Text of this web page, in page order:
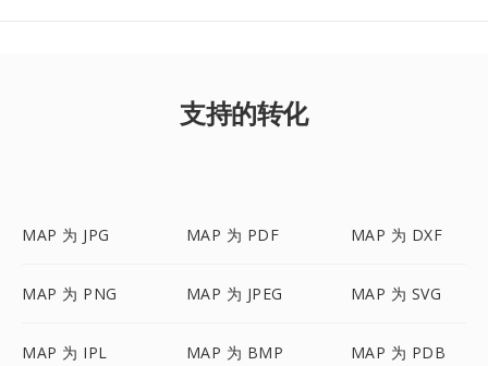
支持的转化
MAP 为 JPG MAP 为 PDF MAP 为 DXF
MAP 为 PNG MAP 为 JPEG MAP 为 SVG
MAP 为 IPL MAP 为 BMP MAP 为 PDB